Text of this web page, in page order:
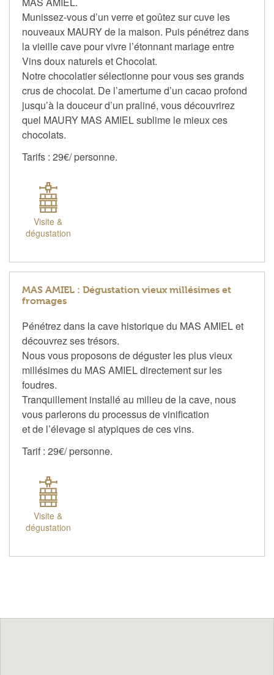
Munissez-vous d’un verre et goûtez sur cuve les
nouveaux MAURY de la maison. Puis pénétrez dans
la vieille cave pour vivre l’étonnant mariage entre
Vins doux naturels et Chocolat.
Notre chocolatier sélectionne pour vous ses grands
crus de chocolat. De l’amertume d’un cacao profond
jusqu’à la douceur d’un praliné, vous découvrirez
quel MAURY MAS AMIEL sublime le mieux ces
chocolats.
Tarifs : 29€/ personne.
Visite &
dégustation
MAS AMIEL : Dégustation vieux millésimes et
fromages
Pénétrez dans la cave historique du MAS AMIEL et
découvrez ses trésors.
Nous vous proposons de déguster les plus vieux
millésimes du MAS AMIEL directement sur les
foudres.
Tranquillement installé au milieu de la cave, nous
vous parlerons du processus de vinification
et de l’élevage si atypiques de ces vins.
Tarif : 29€/ personne.
Visite &
dégustation